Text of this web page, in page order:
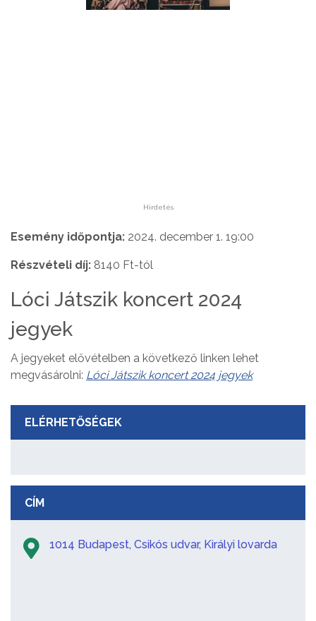
Hirdetés
Esemény időpontja: 2024. december 1. 19:00
Részvételi díj: 8140 Ft-tól
Lóci Játszik koncert 2024
jegyek
A jegyeket elővételben a következő linken lehet
megvásárolni: Lóci Játszik koncert 2024 jegyek
ELÉRHETŐSÉGEK
CÍM
1014 Budapest, Csikós udvar, Királyi lovarda